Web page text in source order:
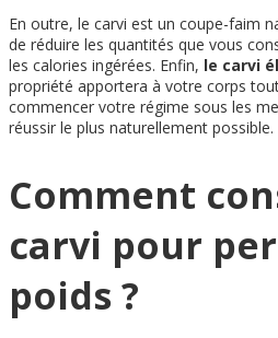
En outre, le carvi est un coupe-faim
de réduire les quantités que vous
les calories ingérées. Enfin, le carvi
propriété apportera à votre corps
commencer votre régime sous les
réussir le plus naturellement possible.
Comment
carvi pour
poids ?